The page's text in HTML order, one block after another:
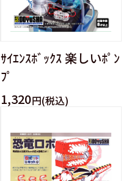
ｻｲｴﾝｽﾎﾞｯｸｽ 楽しいﾎﾟﾝ
ﾌﾟ
1,320円(税込)